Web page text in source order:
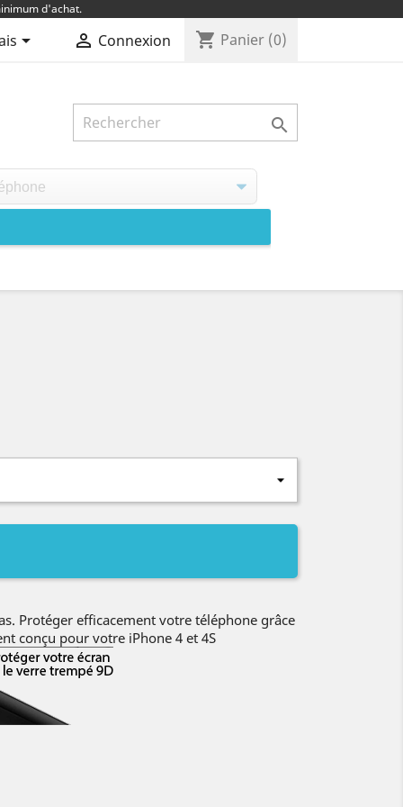
d'achat.
  Connexion shopping_cart Panier (0)

Protéger efficacement votre téléphone grâce
conçu pour votre iPhone 4 et 4S